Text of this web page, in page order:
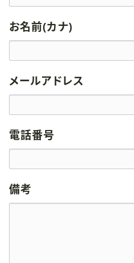
お名前(カナ)
メールアドレス
電話番号
備考